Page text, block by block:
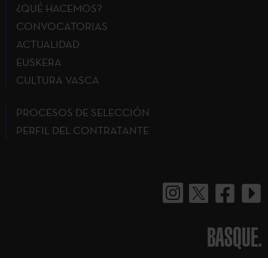
¿QUÉ HACEMOS?
CONVOCATORIAS
ACTUALIDAD
EUSKERA
CULTURA VASCA
PROCESOS DE SELECCIÓN
PERFIL DEL CONTRATANTE
BASQUE.